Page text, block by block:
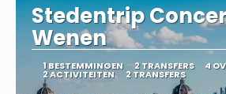
Stedentrip
Wenen
1 BESTEMMINGEN 2 TRANSFERS 4
2 ACTIVITEITEN 2 TRANSFERS